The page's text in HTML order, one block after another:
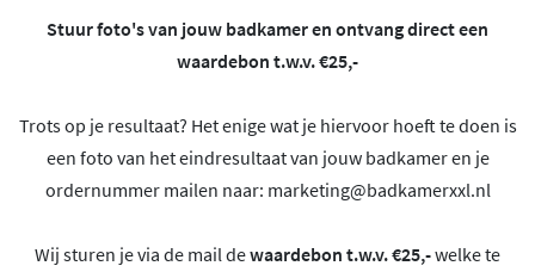
Stuur foto's van jouw badkamer en ontvang direct een
waardebon t.w.v. €25,-
Trots op je resultaat? Het enige wat je hiervoor hoeft te doen is
een foto van het eindresultaat van jouw badkamer en je
ordernummer mailen naar: marketing@badkamerxxl.nl
Wij sturen je via de mail dewaardebon t.w.v. €25,-welke te